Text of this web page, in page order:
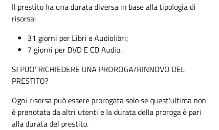
Il prestito ha una durata diversa in base alla tipologia di
risorsa:
31 giorni per Libri e Audiolibri;
7 giorni per DVD E CD Audio.
SI PUO' RICHIEDERE UNA PROROGA/RINNOVO DEL
PRESTITO?
Ogni risorsa può essere prorogata solo se quest'ultima non
è prenotata da altri utenti e la durata della proroga è pari
alla durata del prestito.